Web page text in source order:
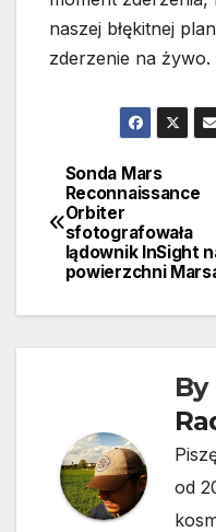
naszej błękitnej
zderzenie na żywo.
Nawigacja
wpisu
Sonda Mars
Reconnaissance
Orbiter
sfotografowała
lądownik InSight
powierzchni
By
od